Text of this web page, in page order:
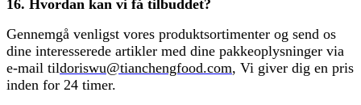
16. Hvordan kan vi få tilbuddet?
Gennemgå venligst vores produktsortimenter og send os
dine interesserede artikler med dine pakkeoplysninger via
e-mail tildoriswu@tianchengfood.com, Vi giver dig en pris
inden for 24 timer.